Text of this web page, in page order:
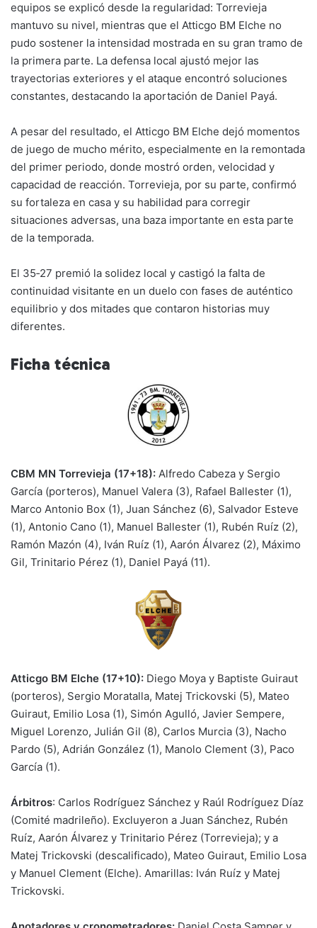
equipos se explicó desde la regularidad: Torrevieja
mantuvo su nivel, mientras que el Atticgo BM Elche no
pudo sostener la intensidad mostrada en su gran tramo de
la primera parte. La defensa local ajustó mejor las
trayectorias exteriores y el ataque encontró soluciones
constantes, destacando la aportación de Daniel Payá.
A pesar del resultado, el Atticgo BM Elche dejó momentos
de juego de mucho mérito, especialmente en la remontada
del primer periodo, donde mostró orden, velocidad y
capacidad de reacción. Torrevieja, por su parte, confirmó
su fortaleza en casa y su habilidad para corregir
situaciones adversas, una baza importante en esta parte
de la temporada.
El 35‑27 premió la solidez local y castigó la falta de
continuidad visitante en un duelo con fases de auténtico
equilibrio y dos mitades que contaron historias muy
diferentes.
Ficha técnica
CBM MN Torrevieja (17+18): Alfredo Cabeza y Sergio
García (porteros), Manuel Valera (3), Rafael Ballester (1),
Marco Antonio Box (1), Juan Sánchez (6), Salvador Esteve
(1), Antonio Cano (1), Manuel Ballester (1), Rubén Ruíz (2),
Ramón Mazón (4), Iván Ruíz (1), Aarón Álvarez (2), Máximo
Gil, Trinitario Pérez (1), Daniel Payá (11).
Atticgo BM Elche (17+10): Diego Moya y Baptiste Guiraut
(porteros), Sergio Moratalla, Matej Trickovski (5), Mateo
Guiraut, Emilio Losa (1), Simón Agulló, Javier Sempere,
Miguel Lorenzo, Julián Gil (8), Carlos Murcia (3), Nacho
Pardo (5), Adrián González (1), Manolo Clement (3), Paco
García (1).
Árbitros: Carlos Rodríguez Sánchez y Raúl Rodríguez Díaz
(Comité madrileño). Excluyeron a Juan Sánchez, Rubén
Ruíz, Aarón Álvarez y Trinitario Pérez (Torrevieja); y a
Matej Trickovski (descalificado), Mateo Guiraut, Emilio Losa
y Manuel Clement (Elche). Amarillas: Iván Ruíz y Matej
Trickovski.